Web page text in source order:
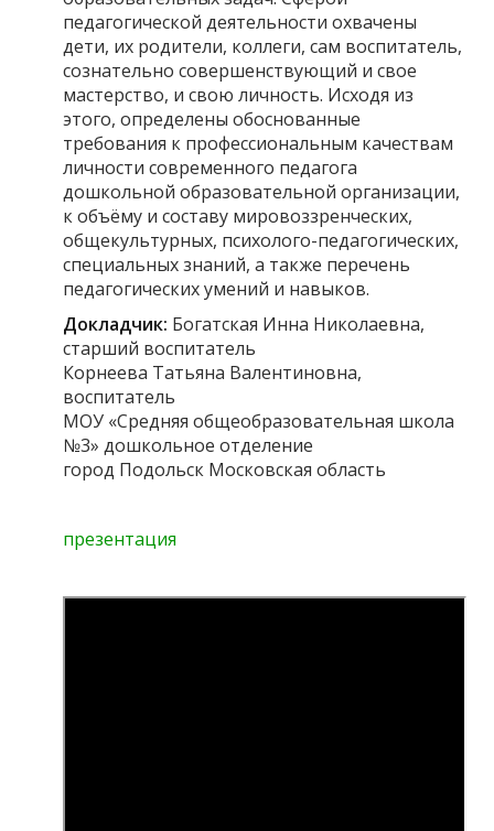
педагогической деятельности охвачены
дети, их родители, коллеги, сам воспитатель,
сознательно совершенствующий и свое
мастерство, и свою личность. Исходя из
этого, определены обоснованные
требования к профессиональным качествам
личности современного педагога
дошкольной образовательной организации,
к объёму и составу мировоззренческих,
общекультурных, психолого-педагогических,
специальных знаний, а также перечень
педагогических умений и навыков.
Докладчик: Богатская Инна Николаевна,
старший воспитатель
Корнеева Татьяна Валентиновна,
воспитатель
МОУ «Средняя общеобразовательная школа
№3» дошкольное отделение
город Подольск Московская область
презентация